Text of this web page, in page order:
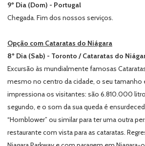
9º Dia (Dom) - Portugal
Chegada. Fim dos nossos serviços.
Opção com Cataratas do Niágara
8º Dia (Sab) - Toronto / Cataratas do
Excursão às mundialmente famosas
mesmo no centro da cidade, o seu tamanho
impressiona os visitantes: são 6.810.000
segundo, e o som da sua queda é
“Hornblower” ou similar para ter uma outra
restaurante com vista para as cataratas.